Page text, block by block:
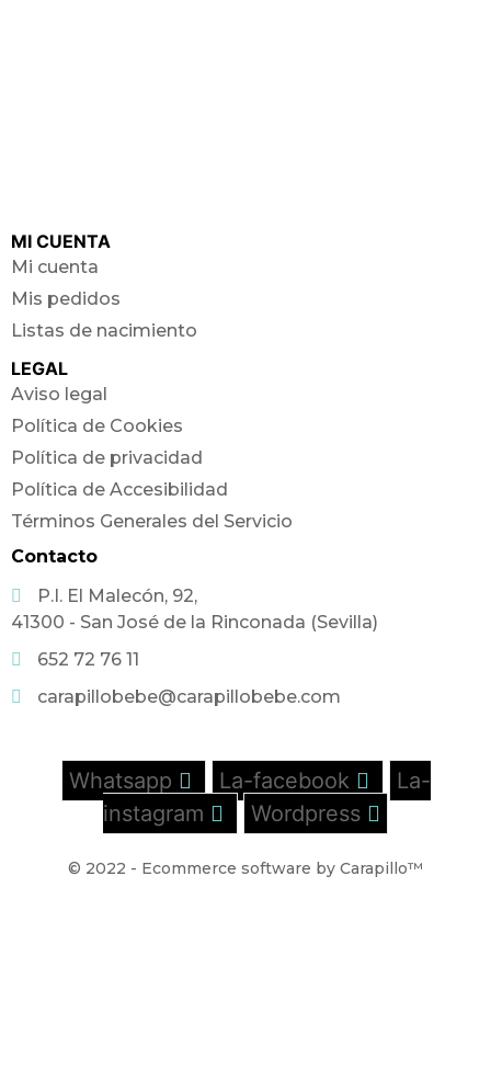
MI CUENTA
Mi cuenta
Mis pedidos
Listas de nacimiento
LEGAL
Aviso legal
Política de Cookies
Política de privacidad
Política de Accesibilidad
Términos Generales del Servicio
Contacto
P.I. El Malecón, 92,
41300 - San José de la Rinconada (Sevilla)
652 72 76 11
carapillobebe@carapillobebe.com
Whatsapp La-facebook
La-
instagram
Wordpress
© 2022 - Ecommerce software by Carapillo™